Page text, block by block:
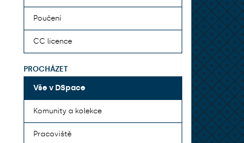
Poučení
CC licence
PROCHÁZET
Vše v DSpace
Komunity a kolekce
Pracoviště